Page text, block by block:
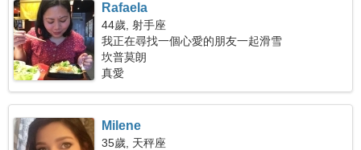
Rafaela
44歲, 射手座
我正在尋找一個心愛的朋友一起滑雪
坎普莫朗
真愛
Milene
35歲, 天秤座